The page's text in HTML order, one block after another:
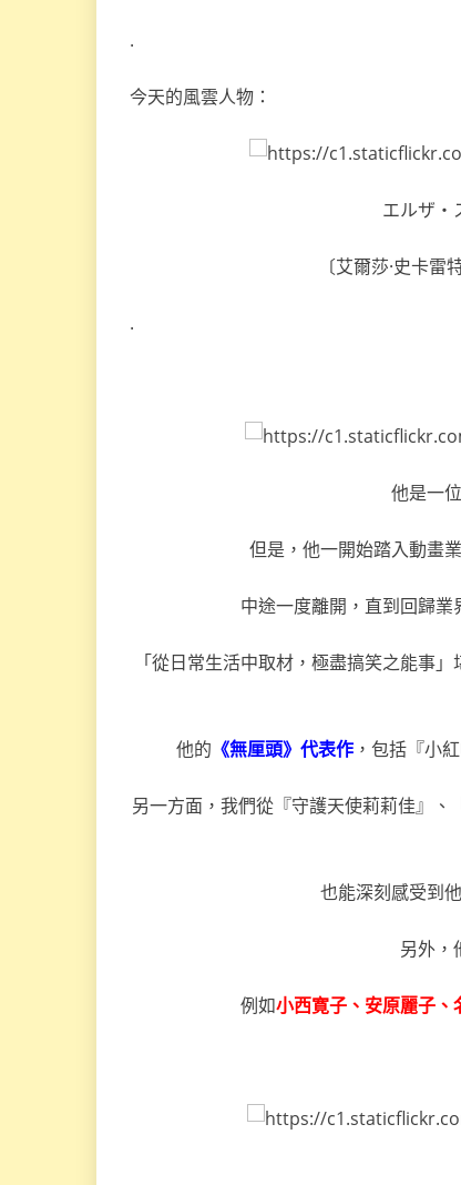
.
今天的風雲人物：
エルザ・
〔艾爾莎·史卡
.
他是一
但是，他一開始踏入動畫
中途一度離開，直到回歸業
「從日常生活中取材，極盡搞笑之能事
他的 《無厘頭》代表作，包括『小
另一方面，我們從『守護天使莉莉佳』
也能深刻感受到
另外，
例如小西寛子、安原麗子、